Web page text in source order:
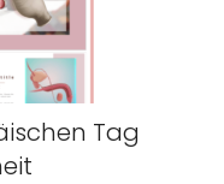
Tag